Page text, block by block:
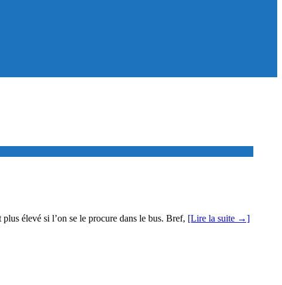
élevé si l’on se le procure dans le bus. Bref, [Lire la suite →]